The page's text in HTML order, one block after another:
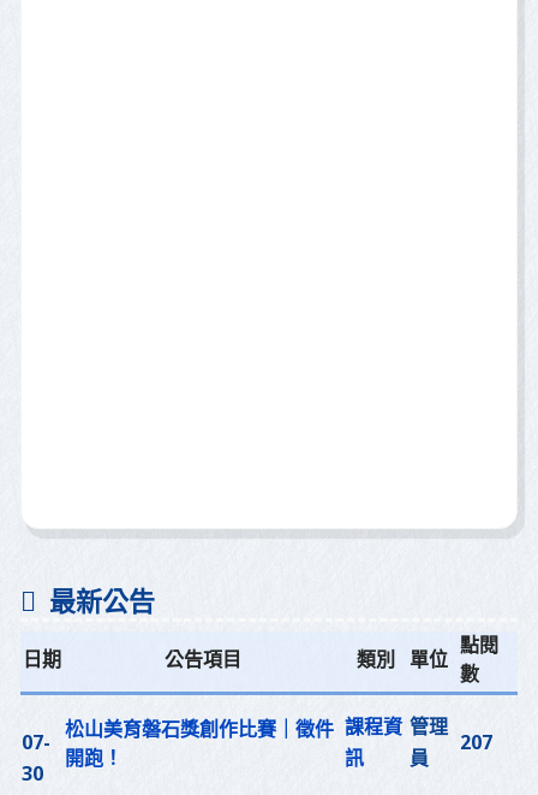
最新公告
日期 公告項目 類別 單位
點閱
數
07-
30
松山美育磐石獎創作比賽｜徵件
開跑！
課程資
訊
管理
員
207